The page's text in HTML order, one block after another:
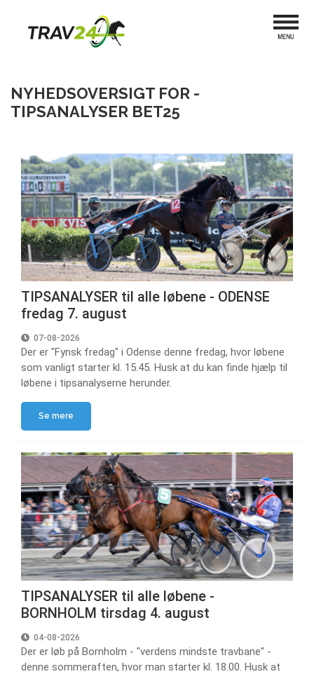
NYHEDSOVERSIGT FOR -
TIPSANALYSER BET25
TIPSANALYSER til alle løbene - ODENSE
fredag 7. august
07-08-2026
Der er "Fynsk fredag" i Odense denne fredag, hvor løbene
som vanligt starter kl. 15.45. Husk at du kan finde hjælp til
løbene i tipsanalyserne herunder.
Se mere
TIPSANALYSER til alle løbene -
BORNHOLM tirsdag 4. august
04-08-2026
Der er løb på Bornholm - "verdens mindste travbane" -
denne sommeraften, hvor man starter kl. 18.00. Husk at